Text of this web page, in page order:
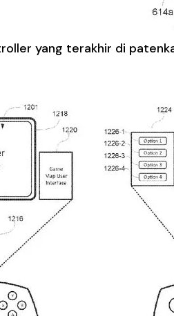
yang terakhir di